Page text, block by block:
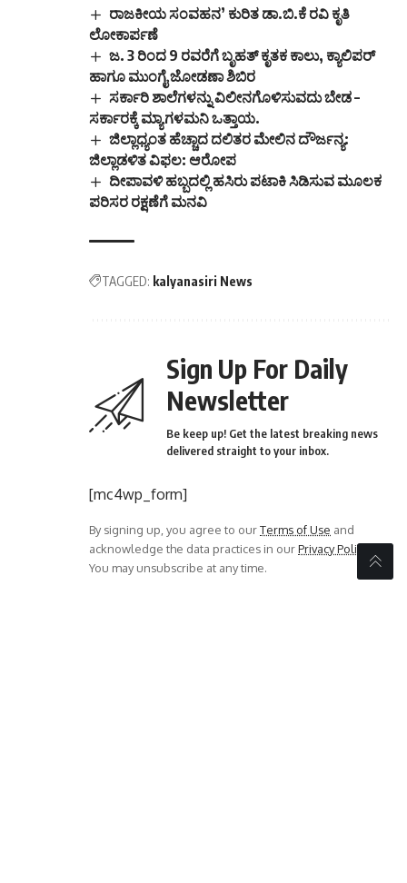
ರಾಜಕೀಯ ಸಂವಹನ’ ಕುರಿತ ಡಾ.ಬಿ.ಕೆ ರವಿ ಕೃತಿ
ಲೋಕಾರ್ಪಣೆ
ಜ. 3 ರಿಂದ 9 ರವರೆಗೆ ಬೃಹತ್ ಕೃತಕ ಕಾಲು, ಕ್ಯಾಲಿಪರ್
ಹಾಗೂ ಮುಂಗೈ ಜೋಡಣಾ ಶಿಬಿರ
ಸರ್ಕಾರಿ ಶಾಲೆಗಳನ್ನು ವಿಲೀನಗೊಳಿಸುವದು ಬೇಡ –
ಸರ್ಕಾರಕ್ಕೆ ಮ್ಯಾಗಳಮನಿ ಒತ್ತಾಯ.
ಜಿಲ್ಲಾಧ್ಯಂತ ಹೆಚ್ಚಾದ ದಲಿತರ ಮೇಲಿನ ದೌರ್ಜನ್ಯ:
ಜಿಲ್ಲಾಡಳಿತ ವಿಫಲ: ಆರೋಪ
ದೀಪಾವಳಿ ಹಬ್ಬದಲ್ಲಿ ಹಸಿರು ಪಟಾಕಿ ಸಿಡಿಸುವ ಮೂಲಕ
ಪರಿಸರ ರಕ್ಷಣೆಗೆ ಮನವಿ
TAGGED: kalyanasiri News
Sign Up For Daily
Newsletter
Be keep up! Get the latest breaking news
delivered straight to your inbox.
[mc4wp_form]
By signing up, you agree to ourTerms of Use and
acknowledge the data practices in ourPrivacy Policy
You may unsubscribe at any time.